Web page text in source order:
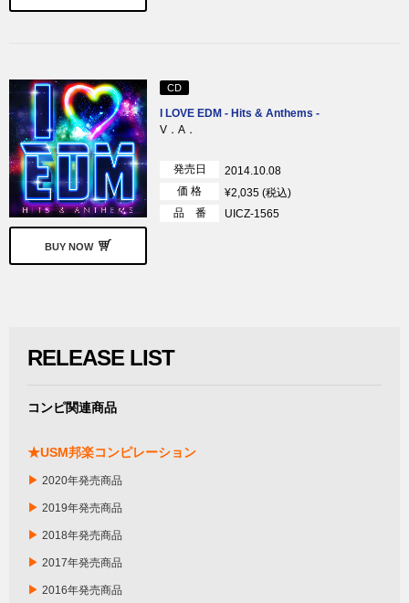
BUY NOW
CD
I LOVE EDM - Hits & Anthems -
V．A．
発売日
2014.10.08
価 格
¥2,035 (税込)
品 番
UICZ-1565
RELEASE LIST
コンピ関連商品
★USM邦楽コンピレーション
▶ 2020年発売商品
▶ 2019年発売商品
▶ 2018年発売商品
▶ 2017年発売商品
▶ 2016年発売商品